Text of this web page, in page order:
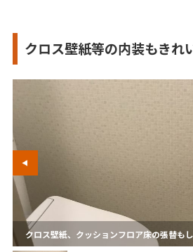
クロス壁紙等の内装もきれ
クロス壁紙、クッションフロア床の張替もし